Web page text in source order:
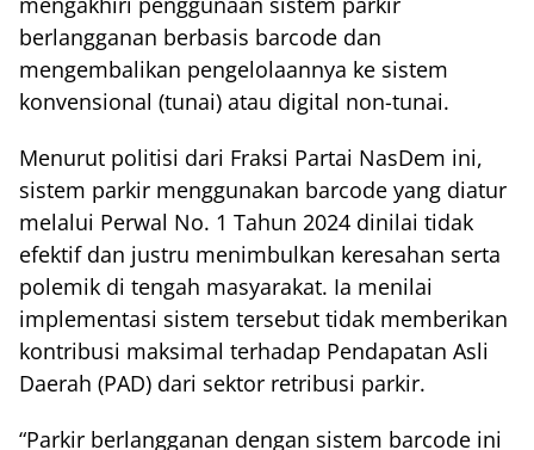
berlangganan berbasis barcode dan
mengembalikan pengelolaannya ke sistem
konvensional (tunai) atau digital non-tunai.
Menurut politisi dari Fraksi Partai NasDem ini,
sistem parkir menggunakan barcode yang diatur
melalui Perwal No. 1 Tahun 2024 dinilai tidak
efektif dan justru menimbulkan keresahan serta
polemik di tengah masyarakat. Ia menilai
implementasi sistem tersebut tidak memberikan
kontribusi maksimal terhadap Pendapatan Asli
Daerah (PAD) dari sektor retribusi parkir.
“Parkir berlangganan dengan sistem barcode ini